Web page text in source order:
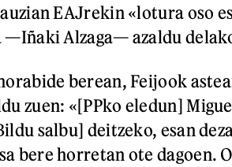
EAJrekin «lotura oso
—Iñaki Alzaga— azaldu
berean, Feijook
zuen: «[PPko eledun]
salbu] deitzeko, esan
bere horretan ote dagoen.